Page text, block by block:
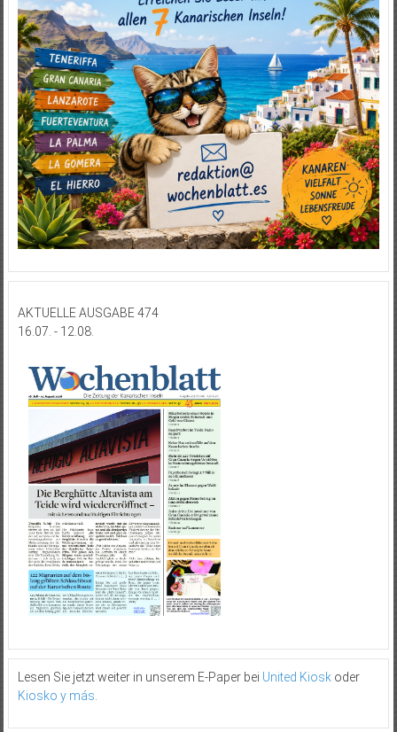
AKTUELLE AUSGABE 474
16.07. - 12.08.
Lesen Sie jetzt weiter in unserem E-Paper bei United Kioskoder
Kiosko y más.